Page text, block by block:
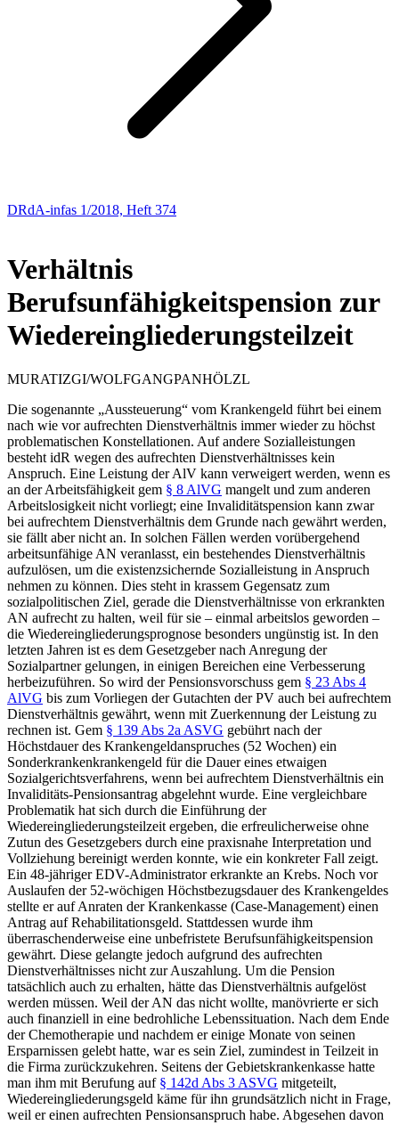
DRdA-infas 1/2018, Heft 374
Verhältnis
Berufsunfähigkeitspension zur
Wiedereingliederungsteilzeit
MURATIZGI/WOLFGANGPANHÖLZL
Die sogenannte „Aussteuerung“ vom Krankengeld führt bei einem
nach wie vor aufrechten Dienstverhältnis immer wieder zu höchst
problematischen Konstellationen. Auf andere Sozialleistungen
besteht idR wegen des aufrechten Dienstverhältnisses kein
Anspruch. Eine Leistung der AlV kann verweigert werden, wenn es
an der Arbeitsfähigkeit gem § 8 AlVG mangelt und zum anderen
Arbeitslosigkeit nicht vorliegt; eine Invaliditätspension kann zwar
bei aufrechtem Dienstverhältnis dem Grunde nach gewährt werden,
sie fällt aber nicht an. In solchen Fällen werden vorübergehend
arbeitsunfähige AN veranlasst, ein bestehendes Dienstverhältnis
aufzulösen, um die existenzsichernde Sozialleistung in Anspruch
nehmen zu können. Dies steht in krassem Gegensatz zum
sozialpolitischen Ziel, gerade die Dienstverhältnisse von erkrankten
AN aufrecht zu halten, weil für sie – einmal arbeitslos geworden –
die Wiedereingliederungsprognose besonders ungünstig ist. In den
letzten Jahren ist es dem Gesetzgeber nach Anregung der
Sozialpartner gelungen, in einigen Bereichen eine Verbesserung
herbeizuführen. So wird der Pensionsvorschuss gem § 23 Abs 4
AlVG bis zum Vorliegen der Gutachten der PV auch bei aufrechtem
Dienstverhältnis gewährt, wenn mit Zuerkennung der Leistung zu
rechnen ist. Gem § 139 Abs 2a ASVG gebührt nach der
Höchstdauer des Krankengeldanspruches (52 Wochen) ein
Sonderkrankenkrankengeld für die Dauer eines etwaigen
Sozialgerichtsverfahrens, wenn bei aufrechtem Dienstverhältnis ein
Invaliditäts-Pensionsantrag abgelehnt wurde. Eine vergleichbare
Problematik hat sich durch die Einführung der
Wiedereingliederungsteilzeit ergeben, die erfreulicherweise ohne
Zutun des Gesetzgebers durch eine praxisnahe Interpretation und
Vollziehung bereinigt werden konnte, wie ein konkreter Fall zeigt.
Ein 48-jähriger EDV-Administrator erkrankte an Krebs. Noch vor
Auslaufen der 52-wöchigen Höchstbezugsdauer des Krankengeldes
stellte er auf Anraten der Krankenkasse (Case-Management) einen
Antrag auf Rehabilitationsgeld. Stattdessen wurde ihm
überraschenderweise eine unbefristete Berufsunfähigkeitspension
gewährt. Diese gelangte jedoch aufgrund des aufrechten
Dienstverhältnisses nicht zur Auszahlung. Um die Pension
tatsächlich auch zu erhalten, hätte das Dienstverhältnis aufgelöst
werden müssen. Weil der AN das nicht wollte, manövrierte er sich
auch finanziell in eine bedrohliche Lebenssituation. Nach dem Ende
der Chemotherapie und nachdem er einige Monate von seinen
Ersparnissen gelebt hatte, war es sein Ziel, zumindest in Teilzeit in
die Firma zurückzukehren. Seitens der Gebietskrankenkasse hatte
man ihm mit Berufung auf § 142d Abs 3 ASVG mitgeteilt,
Wiedereingliederungsgeld käme für ihn grundsätzlich nicht in Frage,
weil er einen aufrechten Pensionsanspruch habe. Abgesehen davon